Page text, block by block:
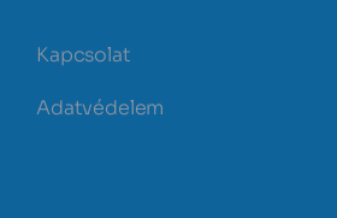
Kapcsolat
Adatvédelem